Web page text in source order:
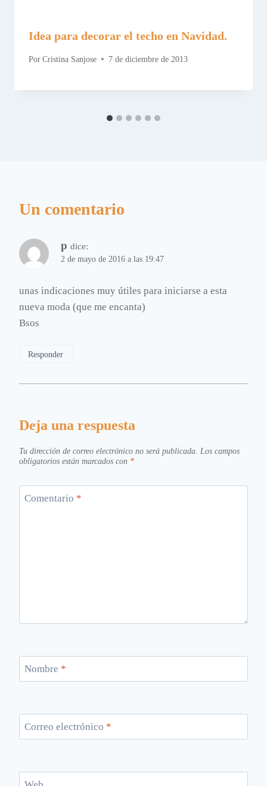
Idea para decorar el techo en Navidad.
Por Cristina Sanjose 7 de diciembre de 2013
Un comentario
p dice:
2 de mayo de 2016 a las 19:47
unas indicaciones muy útiles para iniciarse a esta
nueva moda (que me encanta)
Bsos
Responder
Deja una respuesta
Tu dirección de correo electrónico no será publicada. Los campos
obligatorios están marcados con *
Comentario *
Nombre *
Correo electrónico *